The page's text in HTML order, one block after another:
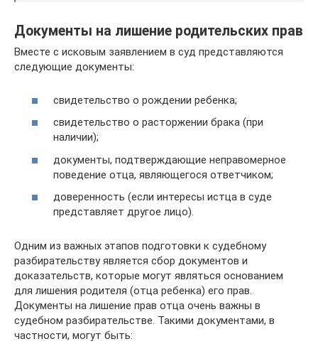
Документы на лишение родительских прав
Вместе с исковым заявлением в суд представляются
следующие документы:
свидетельство о рождении ребенка;
свидетельство о расторжении брака (при
наличии);
документы, подтверждающие неправомерное
поведение отца, являющегося ответчиком;
доверенность (если интересы истца в суде
представляет другое лицо).
Одним из важных этапов подготовки к судебному
разбирательству является сбор документов и
доказательств, которые могут являться основанием
для лишения родителя (отца ребенка) его прав.
Документы на лишение прав отца очень важны в
судебном разбирательстве. Такими документами, в
частности, могут быть: